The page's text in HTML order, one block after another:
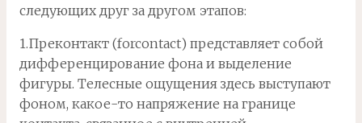
следующих друг за другом этапов:
1.Преконтакт (forcontact) представляет собой
дифференцирование фона и выделение
фигуры. Телесные ощущения здесь выступают
фоном, какое-то напряжение на границе